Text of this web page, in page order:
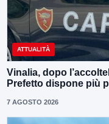
ATTUALITÀ
Vinalia, dopo
Prefetto dispone più
7 AGOSTO 2026